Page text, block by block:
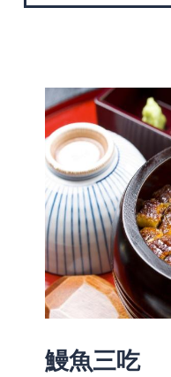
鰻魚三吃